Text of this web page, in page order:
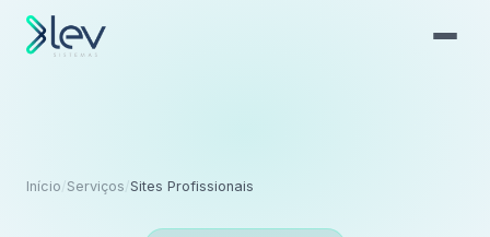
Início Serviços Sites Profissionais